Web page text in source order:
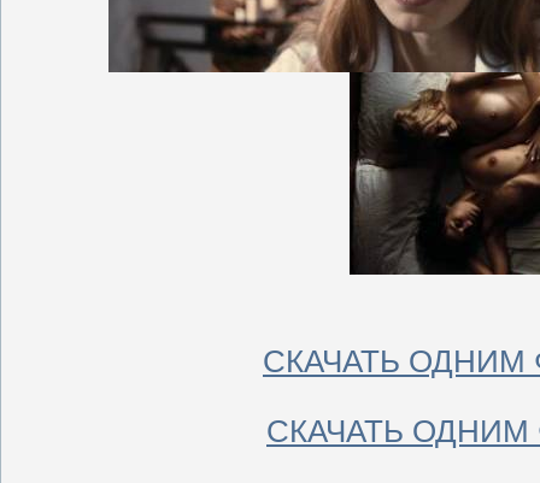
СКАЧАТЬ ОДНИМ
СКАЧАТЬ ОДНИМ